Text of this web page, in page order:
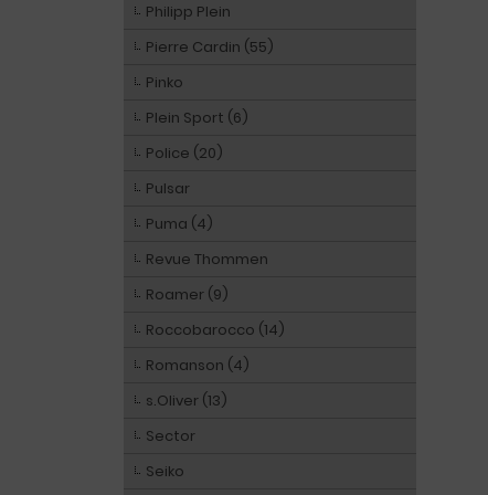
Philipp Plein
Pierre Cardin (55)
Pinko
Plein Sport (6)
Police (20)
Pulsar
Puma (4)
Revue Thommen
Roamer (9)
Roccobarocco (14)
Romanson (4)
s.Oliver (13)
Sector
Seiko